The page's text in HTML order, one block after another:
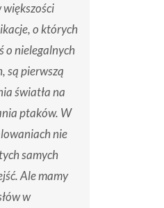
większości
o których
o nielegalnych
są pierwszą
światła na
ptaków. W
nie
samych
Ale mamy
w